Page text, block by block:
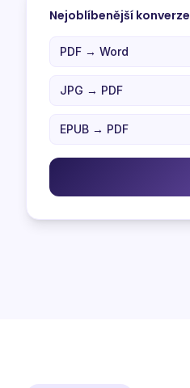
Nejoblíbenější konverze
PDF → Word
JPG → PDF
EPUB → PDF